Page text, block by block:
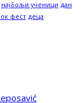
најбољи ученици дан
фест деца